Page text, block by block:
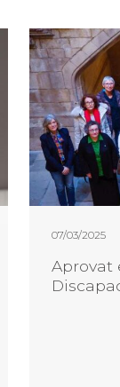
07/03/2025
Aprovat